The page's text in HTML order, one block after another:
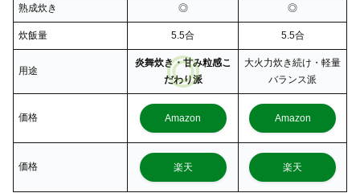
熟成炊き ◎ ◎
炊飯量 5.5合 5.5合
用途
炎舞炊き・甘み粒感こ
だわり派
大火力炊き続け・軽量
バランス派
価格 Amazon Amazon
価格 楽天 楽天